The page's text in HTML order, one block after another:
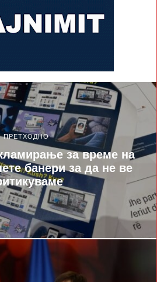
ПРЕТХОДНО
за време на
банери за да не ве